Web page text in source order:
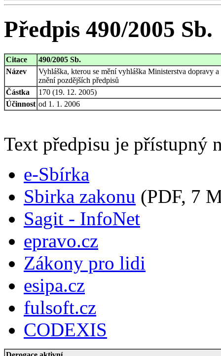
Předpis 490/2005 Sb.
Citace
490/2005 Sb.
Název
Vyhláška, kterou se mění vyhláška Ministerstva dopravy
znění pozdějších předpisů
Částka
170 (19. 12. 2005)
Účinnost od 1. 1. 2006
Text předpisu je přístupný
e-Sbírka
Sbirka zakonu (PDF, 7
Sagit - InfoNet
epravo.cz
Zákony pro lidi
esipa.cz
fulsoft.cz
CODEXIS